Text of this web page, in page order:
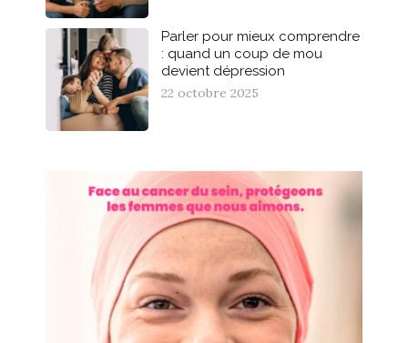
Parler pour mieux comprendre
: quand un coup de mou
devient dépression
22 octobre 2025